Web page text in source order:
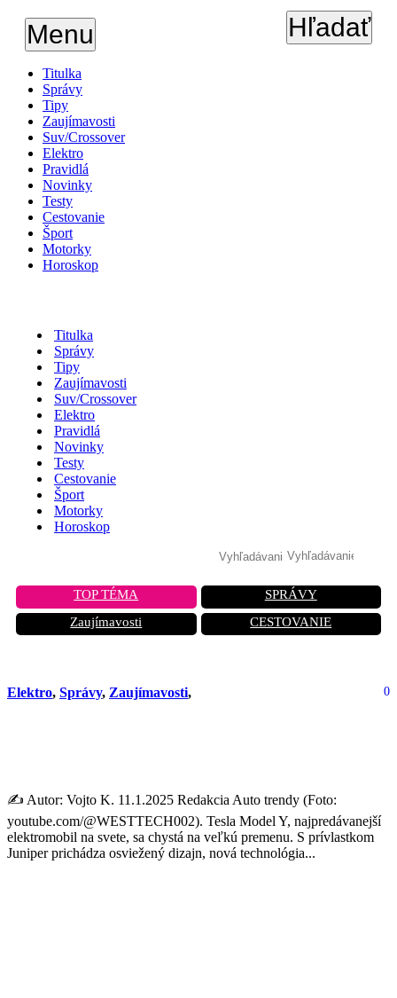
Menu Hľadať
Titulka
Správy
Tipy
Zaujímavosti
Suv/Crossover
Elektro
Pravidlá
Novinky
Testy
Cestovanie
Šport
Motorky
Horoskop
Titulka
Správy
Tipy
Zaujímavosti
Suv/Crossover
Elektro
Pravidlá
Novinky
Testy
Cestovanie
Šport
Motorky
Horoskop
TOP TÉMA
SPRÁVY
Zaujímavosti
CESTOVANIE
Elektro, Správy, Zaujímavosti, 0
✍️ Autor: Vojto K. 11.1.2025 Redakcia Auto trendy (Foto:
youtube.com/@WESTTECH002). Tesla Model Y, najpredávanejší
elektromobil na svete, sa chystá na veľkú premenu. S prívlastkom
Juniper prichádza osviežený dizajn, nová technológia...